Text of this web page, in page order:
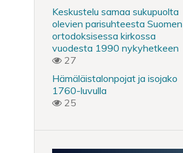
Keskustelu samaa sukupuolta
olevien parisuhteesta Suomen
ortodoksisessa kirkossa
vuodesta 1990 nykyhetkeen
27
Hämäläistalonpojat ja isojako
1760-luvulla
25